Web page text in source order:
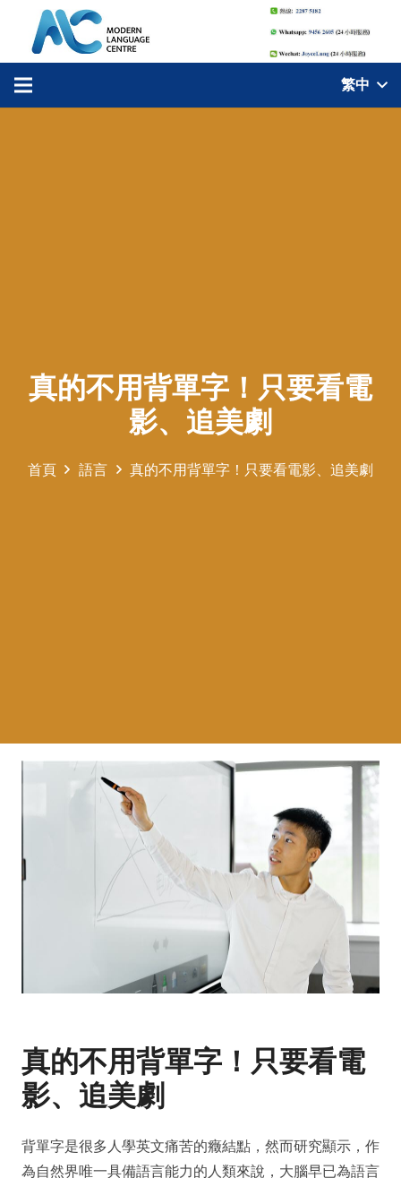
繁中
真的不用背單字！只要看電
影、追美劇
首頁 語言 真的不用背單字！只要看電影、追美劇
真的不用背單字！只要看電
影、追美劇
背單字是很多人學英文痛苦的癥結點，然而研究顯示，作
為自然界唯一具備語言能力的人類來說，大腦早已為語言